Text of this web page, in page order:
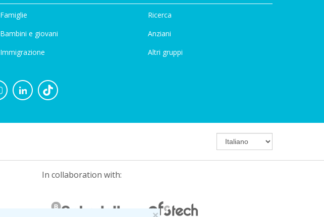
Famiglie
Bambini e giovani
Immigrazione
Ricerca
Anziani
Altri gruppi
In collaboration with: